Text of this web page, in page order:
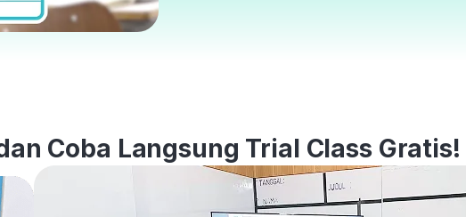
Coba Langsung Trial Class Gratis!